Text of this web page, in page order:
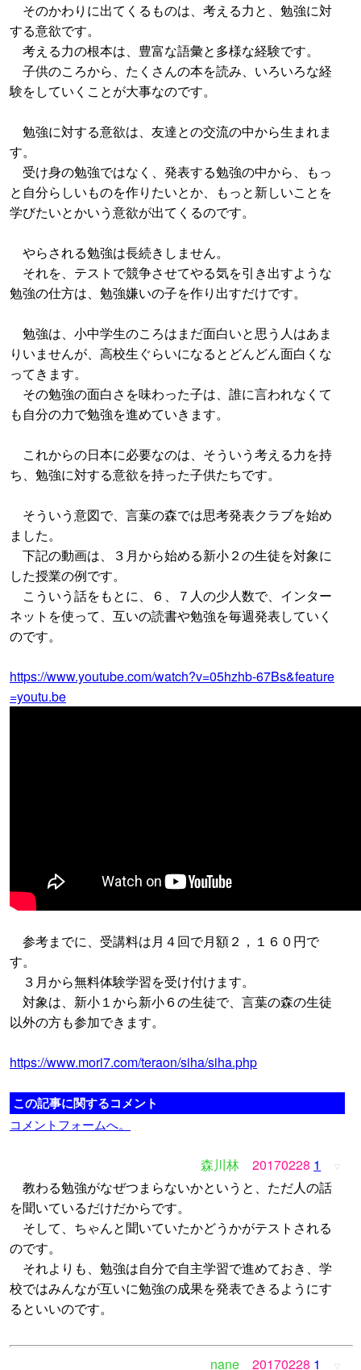
そのかわりに出てくるものは、考える力と、勉強に対
する意欲です。
考える力の根本は、豊富な語彙と多様な経験です。
子供のころから、たくさんの本を読み、いろいろな経
験をしていくことが大事なのです。
勉強に対する意欲は、友達との交流の中から生まれま
す。
受け身の勉強ではなく、発表する勉強の中から、もっ
と自分らしいものを作りたいとか、もっと新しいことを
学びたいとかいう意欲が出てくるのです。
やらされる勉強は長続きしません。
それを、テストで競争させてやる気を引き出すような
勉強の仕方は、勉強嫌いの子を作り出すだけです。
勉強は、小中学生のころはまだ面白いと思う人はあま
りいませんが、高校生ぐらいになるとどんどん面白くな
ってきます。
その勉強の面白さを味わった子は、誰に言われなくて
も自分の力で勉強を進めていきます。
これからの日本に必要なのは、そういう考える力を持
ち、勉強に対する意欲を持った子供たちです。
そういう意図で、言葉の森では思考発表クラブを始め
ました。
下記の動画は、３月から始める新小２の生徒を対象に
した授業の例です。
こういう話をもとに、６、７人の少人数で、インター
ネットを使って、互いの読書や勉強を毎週発表していく
のです。
https://www.youtube.com/watch?v=05hzhb-67Bs&feature
=youtu.be
参考までに、受講料は月４回で月額２，１６０円で
す。
３月から無料体験学習を受け付けます。
対象は、新小１から新小６の生徒で、言葉の森の生徒
以外の方も参加できます。
https://www.mori7.com/teraon/siha/siha.php
この記事に関するコメント
コメントフォームへ。
森川林 20170228 1 ▽
教わる勉強がなぜつまらないかというと、ただ人の話
を聞いているだけだからです。
そして、ちゃんと聞いていたかどうかがテストされる
のです。
それよりも、勉強は自分で自主学習で進めておき、学
校ではみんなが互いに勉強の成果を発表できるようにす
るといいのです。
nane 20170228 1 ▽